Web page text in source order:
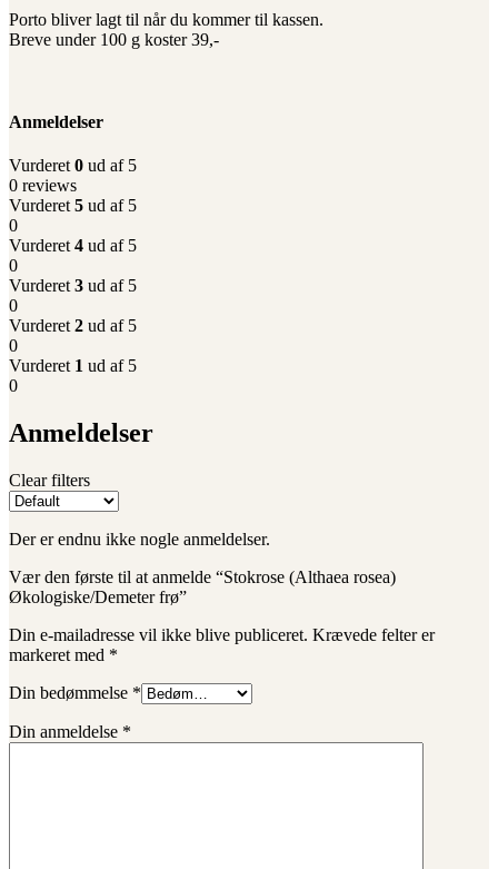
Porto bliver lagt til når du kommer til kassen.
Breve under 100 g koster 39,-
Anmeldelser
Vurderet 0 ud af 5
0 reviews
Vurderet 5 ud af 5
0
Vurderet 4 ud af 5
0
Vurderet 3 ud af 5
0
Vurderet 2 ud af 5
0
Vurderet 1 ud af 5
0
Anmeldelser
Clear filters
Der er endnu ikke nogle anmeldelser.
Vær den første til at anmelde “Stokrose (Althaea rosea)
Økologiske/Demeter frø”
Din e-mailadresse vil ikke blive publiceret. Krævede felter er
markeret med *
Din bedømmelse *
Din anmeldelse *